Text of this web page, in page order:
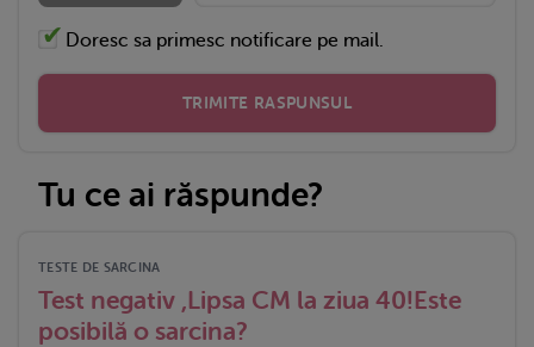
Doresc sa primesc notificare pe mail.
TRIMITE RASPUNSUL
Tu ce ai răspunde?
TESTE DE SARCINA
Test negativ ,Lipsa CM la ziua 40!Este
posibilă o sarcina?